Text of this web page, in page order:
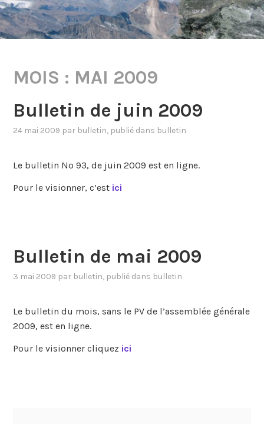
MOIS : MAI 2009
Bulletin de juin 2009
24 mai 2009 par bulletin, publié dans bulletin
Le bulletin No 93, de juin 2009 est en ligne.
Pour le visionner, c’est ici
Bulletin de mai 2009
3 mai 2009 par bulletin, publié dans bulletin
Le bulletin du mois, sans le PV de l’assemblée générale
2009, est en ligne.
Pour le visionner cliquez ici